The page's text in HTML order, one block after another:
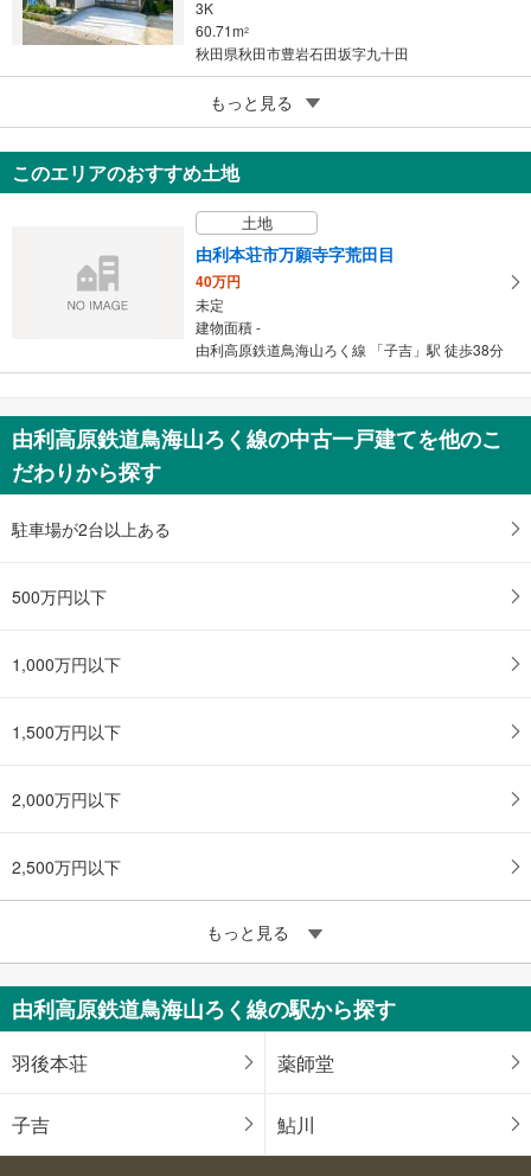
3K
60.71m2
秋田県秋田市豊岩石田坂字九十田
成約でもらえる
横手市南町
999万円
5SLDK
秋田県横手市南町
もっと見る
このエリアのおすすめ土地
土地
由利本荘市万願寺字荒田目
40万円
未定
建物面積 -
由利高原鉄道鳥海山ろく線 「子吉」駅 徒歩38分
由利高原鉄道鳥海山ろく線の中古一戸建てを他のこ
だわりから探す
駐車場が2台以上ある
500万円以下
1,000万円以下
1,500万円以下
2,000万円以下
2,500万円以下
もっと見る
由利高原鉄道鳥海山ろく線の駅から探す
羽後本荘 薬師堂
子吉 鮎川